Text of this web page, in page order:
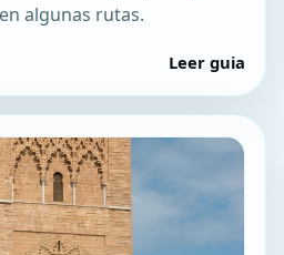
algunas rutas.
Leer guia